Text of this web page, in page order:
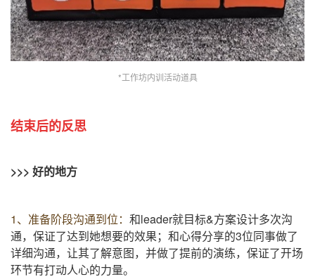
*工作坊内训活动道具
结束后的反思
>>> 好的地方
1、准备阶段沟通到位： 和leader就目标&方案设计多次沟
通，保证了达到她想要的效果；和心得分享的3位同事做了
详细沟通，让其了解意图，并做了提前的演练，保证了开场
环节有打动人心的力量。